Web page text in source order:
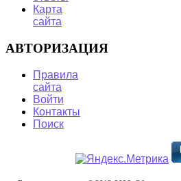
Карта
сайта
АВТОРИЗАЦИЯ
Правила
сайта
Войти
Контакты
Поиск